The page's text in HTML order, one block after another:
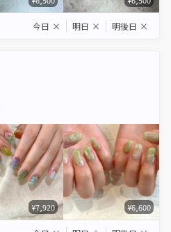
今日 × 明日 × 明後日 ×
¥7,920 ¥6,600